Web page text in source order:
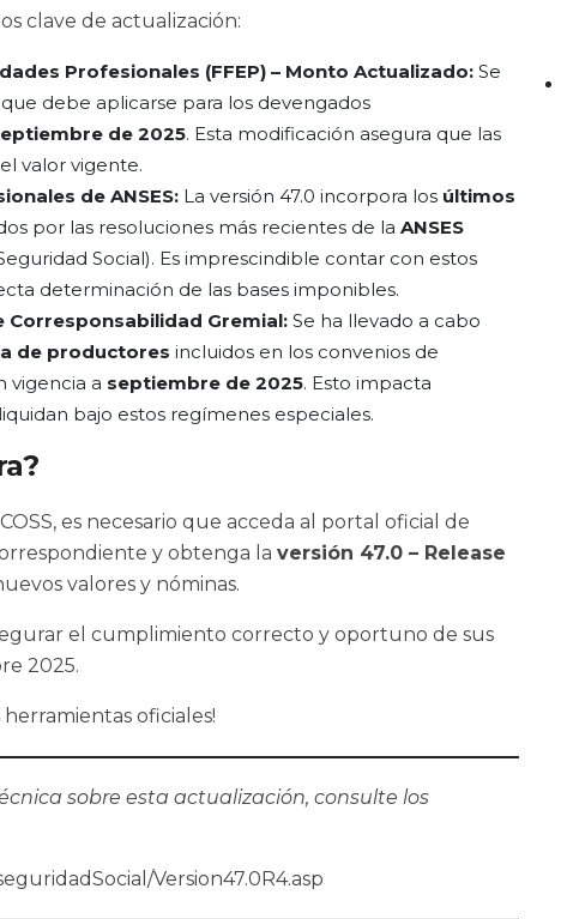
clave de actualización:
Profesionales (FFEP) – Monto Actualizado: Se
debe aplicarse para los devengados
de 2025. Esta modificación asegura que las
valor vigente.
de ANSES: La versión 47.0 incorpora los últimos
por las resoluciones más recientes de la ANSES
Social). Es imprescindible contar con estos
determinación de las bases imponibles.
Corresponsabilidad Gremial: Se ha llevado a cabo
de productores incluidos en los convenios de
vigencia a septiembre de 2025. Esto impacta
bajo estos regímenes especiales.
es necesario que acceda al portal oficial de
y obtenga la versión 47.0 – Release
valores y nóminas.
el cumplimiento correcto y oportuno de sus
2025.
oficiales!
sobre esta actualización, consulte los
Version47.0R4.asp